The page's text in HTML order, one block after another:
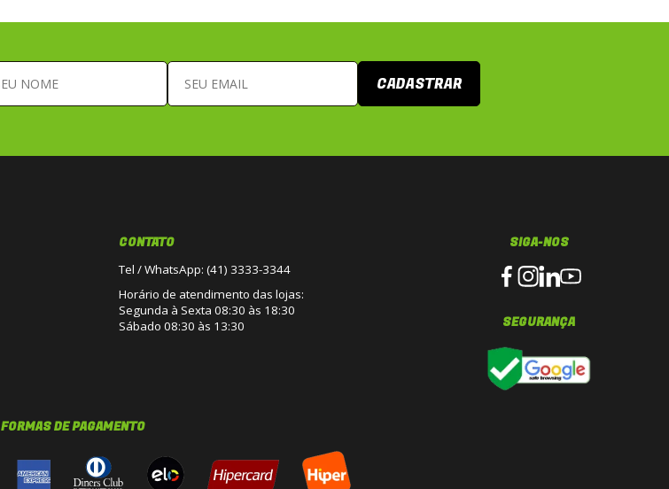
CADASTRAR
CONTATO
Tel / WhatsApp: (41) 3333-3344
Horário de atendimento das lojas:
Segunda à Sexta 08:30 às 18:30
Sábado 08:30 às 13:30
SIGA-NOS
SEGURANÇA
FORMAS DE PAGAMENTO